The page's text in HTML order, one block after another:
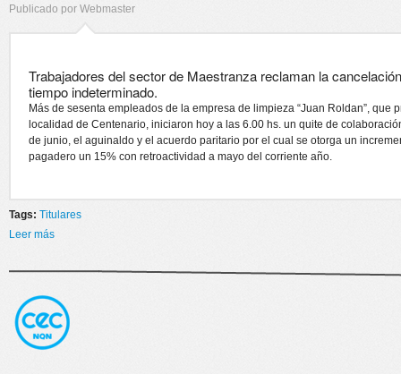
Publicado por Webmaster
Trabajadores del sector de Maestranza reclaman la
tiempo indeterminado.
Más de sesenta empleados de la empresa de limpieza “Juan Roldan”, que
localidad de Centenario, iniciaron hoy a las 6.00 hs. un quite de
de junio, el aguinaldo y el acuerdo paritario por el cual se otorga un
pagadero un 15% con retroactividad a mayo del corriente año.
Tags: Titulares
Leer más